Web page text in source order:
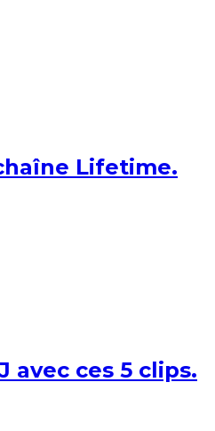
Lifetime.
avec ces 5 clips.